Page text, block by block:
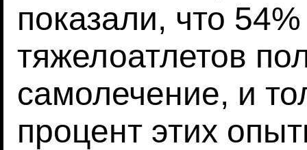
показали, что
тяжелоатлетов
самолечение, и
процент этих